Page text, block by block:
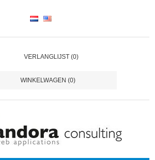
VERLANGLIJST (0)
WINKELWAGEN (0)